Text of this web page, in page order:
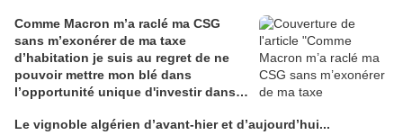
Comme Macron m’a raclé ma CSG
sans m’exonérer de ma taxe
d’habitation je suis au regret de ne
pouvoir mettre mon blé dans
l’opportunité unique d'investir dans
Alain Edouard
Le vignoble algérien d’avant-hier et d’aujourd’hui...